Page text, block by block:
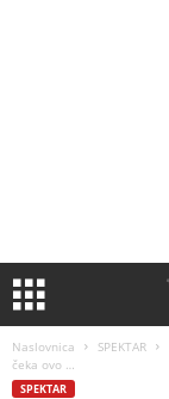
Naslovnica SPEKTAR
čeka ovo …
SPEKTAR